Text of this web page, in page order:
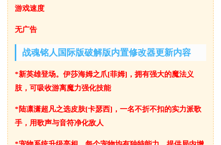
游戏速度
无广告
战魂铭人国际版破解版内置修改器更新内容
*新英雄登场。伊莎海姆之爪[菲姆]，拥有强大的魔法义
肢，可吸收游离魔力强化技能
*陆凛潇超凡之选皮肤[卡瑟西]，一名不折不扣的实力派歌
手，用歌声与音符净化敌人